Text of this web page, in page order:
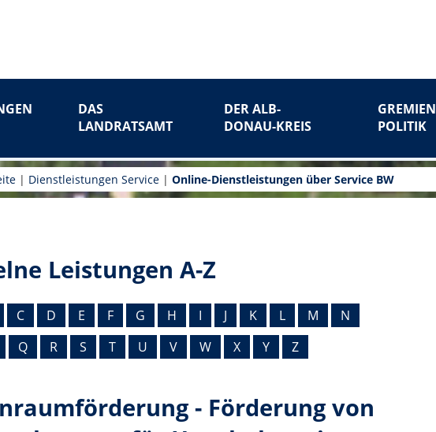
DAS
LANDRATSAMT
DER ALB-
DONAU-KREIS
GREMIEN
POLITIK
| Dienstleistungen Service |Online-Dienstleistungen über Service BW
Leistungen A-Z
C D E F G H I J K L M
N
Q R S T U V W X Y Z
- Förderung von